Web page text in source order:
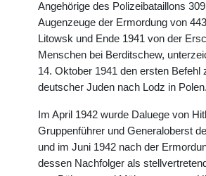
Angehörige des Polizeibataillons
Augenzeuge der Ermordung von
Litowsk und Ende 1941 von der
Menschen bei Berditschew,
14. Oktober 1941 den ersten Befehl
deutscher Juden nach Lodz in Polen.
Im April 1942 wurde Daluege von
Gruppenführer und Generaloberst
und im Juni 1942 nach der
dessen Nachfolger als